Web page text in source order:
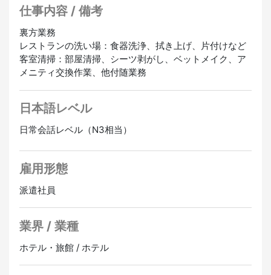
すめ！
山々と西湖が魅せる最高のロケーション。
目の前に広がる西湖を一人占め♪
食事無料！！寮費無料♪♪
温泉付きの好条件！！
仕事内容 / 備考
裏方業務
レストランの洗い場：食器洗浄、拭き上げ、片付けなど
客室清掃：部屋清掃、シーツ剥がし、ベットメイク、ア
メニティ交換作業、他付随業務
日本語レベル
日常会話レベル（N3相当）
雇用形態
派遣社員
業界 / 業種
ホテル・旅館 / ホテル